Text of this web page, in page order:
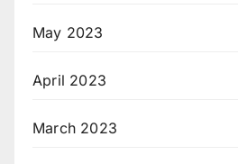
May 2023
April 2023
March 2023